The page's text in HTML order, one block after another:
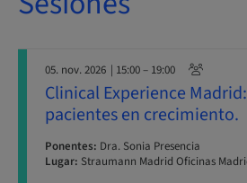
05. nov. 2026 | 15:00 – 19:00
Clinical Experience
pacientes en crecimiento.
Ponentes: Dra. Sonia Presencia
Lugar: Straumann Madrid Oficinas